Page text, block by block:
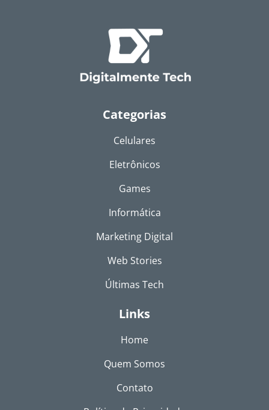
Categorias
Celulares
Eletrônicos
Games
Informática
Marketing Digital
Web Stories
Últimas Tech
Links
Home
Quem Somos
Contato